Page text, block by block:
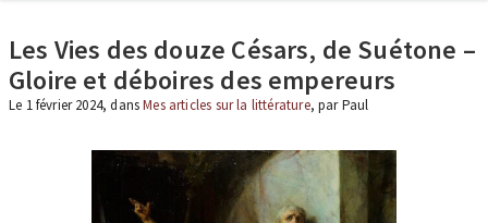
Les Vies des douze Césars, de Suétone –
Gloire et déboires des empereurs
Le 1 février 2024, dansMes articles sur la littérature, par Paul